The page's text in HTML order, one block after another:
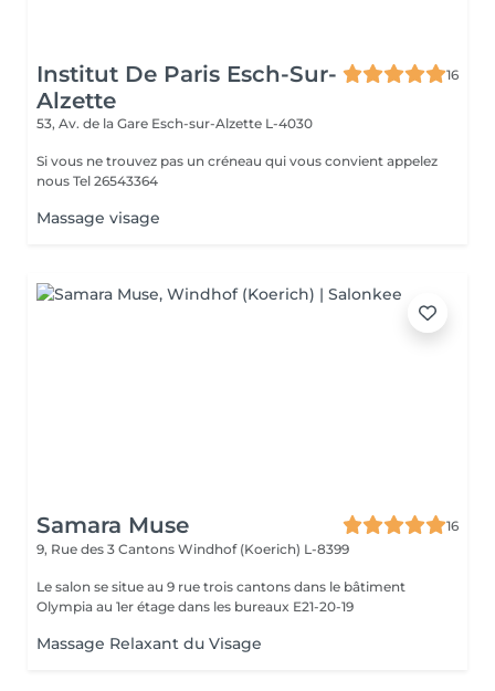
Institut De Paris Esch-Sur-
Alzette
16
53, Av. de la Gare Esch-sur-Alzette L-4030
Si vous ne trouvez pas un créneau qui vous convient appelez
nous Tel 26543364
Massage visage
Samara Muse
16
9, Rue des 3 Cantons Windhof (Koerich) L-8399
Le salon se situe au 9 rue trois cantons dans le bâtiment
Olympia au 1er étage dans les bureaux E21-20-19
Massage Relaxant du Visage